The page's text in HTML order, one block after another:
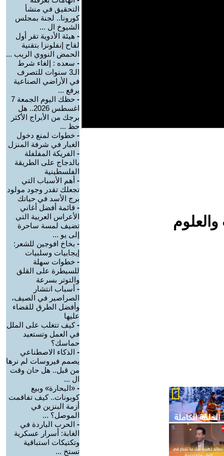
التحقيق في منشأ
كورونا.. لجنة بمجلس
الشيوخ ال ...
- هيئة الأدوية تقر أول
لقاح إنفلونزا بتقنية
الحمض النووي الريب ...
- سعده : إلغاء شرط
الـ3 سنوات للتصرف
في الأراضي الصناعية
يرفع ...
-
حظك اليوم الجمعة 7
اغسطس 2026.. هل
برجك من الأبراج الأكثر
حظ ...
- خطوات لمنع دخول
الغبار في شرفة المنزل
- الفريكة المفلفلة
بالدجاج على الطريقة
الفلسطينية
- أهم الأسباب التي
تجعلك تقدر وجود مولود
برج الأسد في حياتك
- قائمة أفضل أغاني
الأعراس العربية التي
تضيف لمسة ساحرة
إلى يو ...
- بخاخ افوجين للشعر:
إيجابيات وسلبيات
- خطوات سهلة
للسيطرة على القلق
والتوتر بسرعة
- أسباب انتشار
الصراصير في الصيف،
وأفضل الطرق للقضاء
عليها
-كيف تتغلب على الملل
في العمل وتستعيد
حماسك؟
- الذكاء الاصطناعي
يصمم فيروسات لم نرها
من قبل.. هل حان وقت
ال ...
- «البحارة» وبيع
كوبونات.. كيف تفاقمت
أزمة البنزين في
الموصل؟ ...
- الحرب الباردة في
الغابة: أسرار عسكرية
وتكتيكات استباقية
تستخ ...